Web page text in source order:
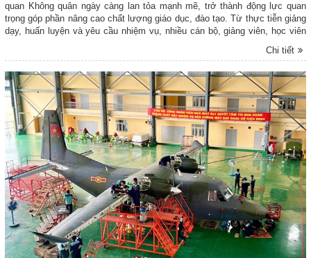
quan Không quân ngày càng lan tỏa mạnh mẽ, trở thành động lực quan
trọng góp phần nâng cao chất lượng giáo dục, đào tạo. Từ thực tiễn giảng
dạy, huấn luyện và yêu cầu nhiệm vụ, nhiều cán bộ, giảng viên, học viên
đã chủ động nghiên cứu các đề tài, sáng kiến có tính ứng dụng cao, phục
vụ trực tiếp nhiệm vụ đào tạo phi công quân sự trong tình hình mới.
Chi tiết